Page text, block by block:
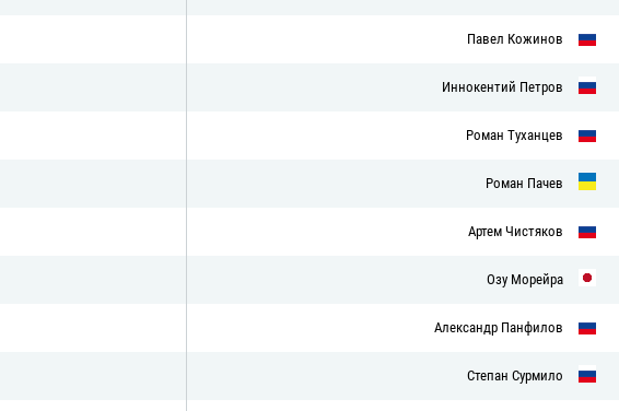
Павел Кожинов
Иннокентий Петров
Роман Туханцев
Роман Пачев
Артем Чистяков
Озу Морейра
Александр Панфилов
Степан Сурмило